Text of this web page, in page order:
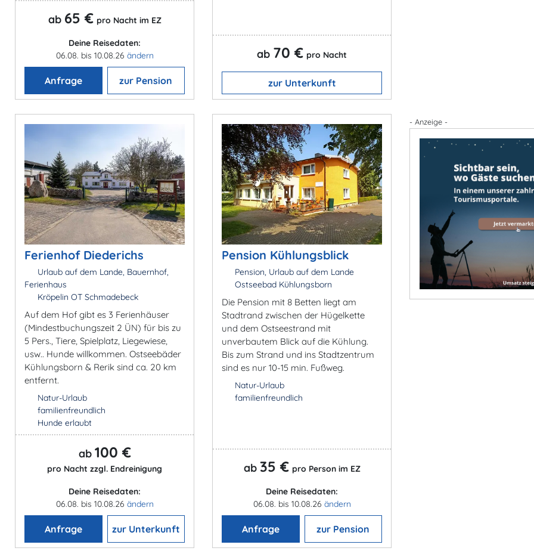
ab 65 € pro Nacht im EZ
Deine Reisedaten:
06.08. bis 10.08.26 ändern
Anfrage zur Pension
ab 70 € pro Nacht
zur Unterkunft
Ferienhof Diederichs
Urlaub auf dem Lande, Bauernhof,
Ferienhaus
Kröpelin OT Schmadebeck
Auf dem Hof gibt es 3 Ferienhäuser
(Mindestbuchungszeit 2 ÜN) für bis zu
5 Pers., Tiere, Spielplatz, Liegewiese,
usw.. Hunde willkommen. Ostseebäder
Kühlungsborn & Rerik sind ca. 20 km
entfernt.
Natur-Urlaub
familienfreundlich
Hunde erlaubt
ab 100 €
pro Nacht zzgl. Endreinigung
Deine Reisedaten:
06.08. bis 10.08.26 ändern
Anfrage zur Unterkunft
Pension Kühlungsblick
Pension, Urlaub auf dem Lande
Ostseebad Kühlungsborn
Die Pension mit 8 Betten liegt am
Stadtrand zwischen der Hügelkette
und dem Ostseestrand mit
unverbautem Blick auf die Kühlung.
Bis zum Strand und ins Stadtzentrum
sind es nur 10-15 min. Fußweg.
Natur-Urlaub
familienfreundlich
ab 35 € pro Person im EZ
Deine Reisedaten:
06.08. bis 10.08.26 ändern
Anfrage zur Pension
- Anzeige -